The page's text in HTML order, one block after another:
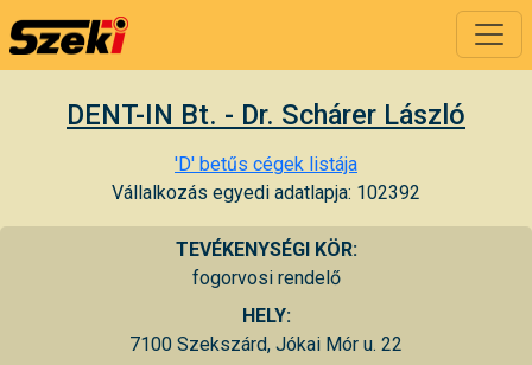
DENT-IN Bt. - Dr. Schárer László
'D' betűs cégek listája
Vállalkozás egyedi adatlapja: 102392
TEVÉKENYSÉGI KÖR:
fogorvosi rendelő
HELY:
7100 Szekszárd, Jókai Mór u. 22